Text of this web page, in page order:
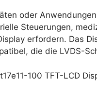
oder
Steuerungen,
erfordern. Das
die die LVDS-
100 TFT-LCD